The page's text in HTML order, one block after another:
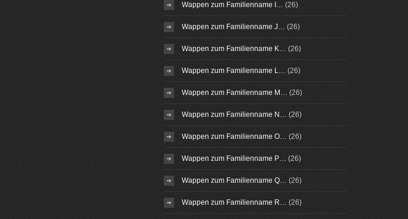
Wappen zum Familienname I… (26)
Wappen zum Familienname J… (26)
Wappen zum Familienname K… (26)
Wappen zum Familienname L… (26)
Wappen zum Familienname M… (26)
Wappen zum Familienname N… (26)
Wappen zum Familienname O… (26)
Wappen zum Familienname P… (26)
Wappen zum Familienname Q… (26)
Wappen zum Familienname R… (26)